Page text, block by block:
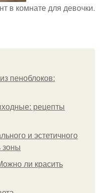
в комнате для девочки.
пеноблоков:
рецепты
и эстетичного
зоны
ли красить